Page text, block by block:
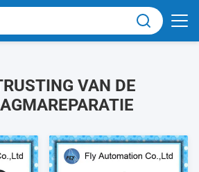
VAN DE